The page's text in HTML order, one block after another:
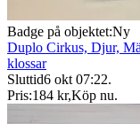
Badge på objektet:Ny
Duplo Cirkus, Djur,
klossar
Sluttid6 okt 07:22.
Pris:184 kr,Köp nu.